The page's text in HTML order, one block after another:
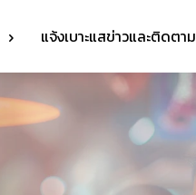
แจ้งเบาะแสข่าวและติดตาม